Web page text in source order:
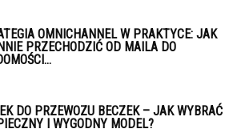
OMNICHANNEL W PRAKTYCE: JAK
PRZECHODZIĆ OD MAILA DO
DO PRZEWOZU BECZEK – JAK WYBRAĆ
I WYGODNY MODEL?